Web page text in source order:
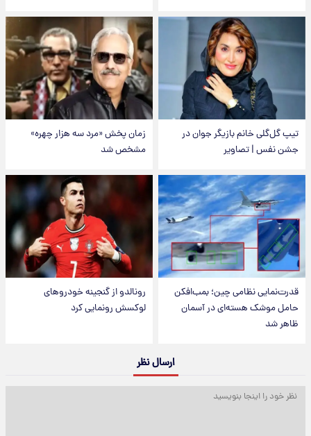
تیپ گل‌گلی خانم بازیگر جوان در
جشن نفس | تصاویر
زمان پخش «مرد سه هزار چهره»
مشخص شد
قدرت‌نمایی نظامی چین؛ بمب‌افکن
حامل موشک هسته‌ای در آسمان
ظاهر شد
رونالدو از گنجینه خودروهای
لوکسش رونمایی کرد
ارسال نظر